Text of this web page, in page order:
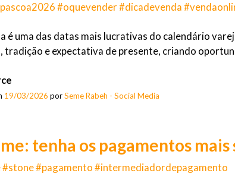
#oquevender #dicadevenda
é uma das datas mais lucrativas do calendário
tradição e expectativa de presente, criando
19/03/2026 porSeme Rabeh - Social Media
tenha os pagamentos
#stone #pagamento #intermediadordepagamento